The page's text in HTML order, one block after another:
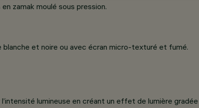
zamak moulé sous pression.
blanche et noire ou avec écran micro-texturé et fumé.
lumineuse en créant un effet de lumière